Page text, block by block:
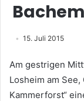
Bachem
15. Juli 2015
Am gestrigen
Losheim am
Kammerforst“